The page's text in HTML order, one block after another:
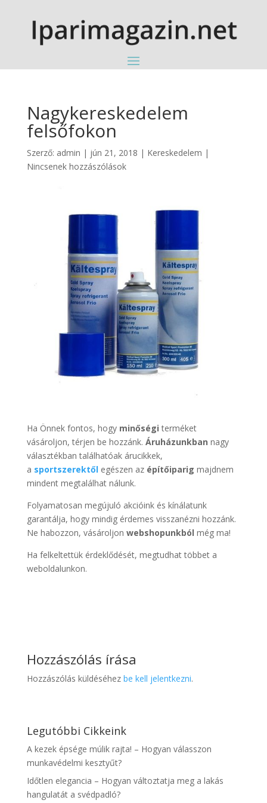
Nagykereskedelem
felsőfokon
Szerző: admin | jún 21, 2018 | Kereskedelem |
Nincsenek hozzászólások
Ha Önnek fontos, hogy minőségi terméket
vásároljon, térjen be hozzánk. Áruházunkban nagy
választékban találhatóak árucikkek,
a sportszerektőlegészen az építőiparig majdnem
mindent megtalálhat nálunk.
Folyamatosan megújuló akcióink és kínálatunk
garantálja, hogy mindig érdemes visszanézni hozzánk.
Ne habozzon, vásároljon webshopunkból még ma!
Ha felkeltettük érdeklődését, megtudhat többet a
weboldalunkon.
Hozzászólás írása
Hozzászólás küldéséhez be kell jelentkezni.
Legutóbbi Cikkeink
A kezek épsége múlik rajta! – Hogyan válasszon
munkavédelmi kesztyűt?
Időtlen elegancia – Hogyan változtatja meg a lakás
hangulatát a svédpadló?